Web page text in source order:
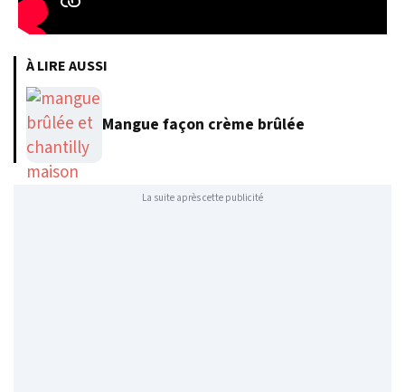
À LIRE AUSSI
Mangue façon crème brûlée
La suite après cette publicité